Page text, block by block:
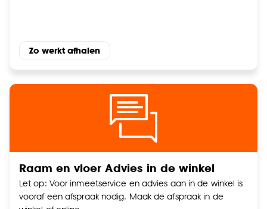
Zo werkt afhalen
Raam en vloer Advies in de winkel
Let op: Voor inmeetservice en advies aan in de winkel is
vooraf een afspraak nodig. Maak de afspraak in de